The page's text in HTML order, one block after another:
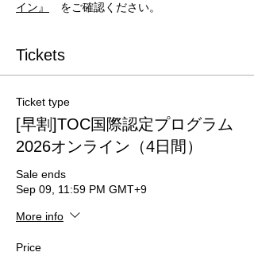
イン』
をご確認ください。
Tickets
Ticket type
[早割]TOC国際認定プログラム
2026オンライン（4日間）
Sale ends
Sep 09, 11:59 PM GMT+9
More info
Price